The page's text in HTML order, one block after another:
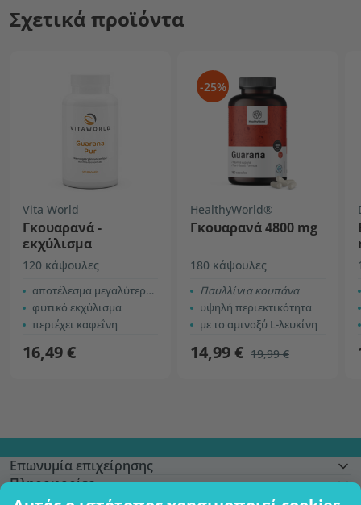
Σχετικά προϊόντα
Vita World
Γκουαρανά -
εκχύλισμα
120 κάψουλες
αποτέλεσμα μεγαλύτερης διάρκειας
φυτικό εκχύλισμα
περιέχει καφεΐνη
16,49 €
-25%
HealthyWorld®
Γκουαρανά 4800 mg
180 κάψουλες
Παυλλίνια κουπάνα
υψηλή περιεκτικότητα
με το αμινοξύ L-λευκίνη
14,99 € 19,99 €
Επωνυμία επιχείρησης
Πληροφορίες
Γίνετε μέλος